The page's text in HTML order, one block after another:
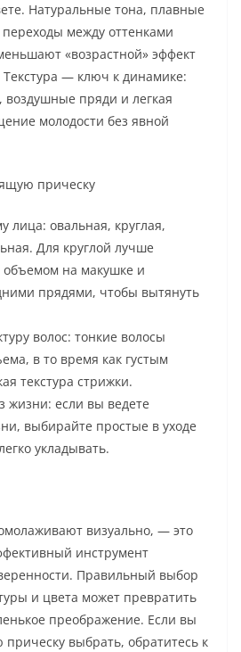
Натуральные тона, плавные
между оттенками
«возрастной» эффект
Текстура — ключ к динамике:
воздушные пряди и легкая
молодости без явной
прическу
овальная, круглая,
Для круглой лучше
объемом на макушке и
прядями, чтобы вытянуть
волос: тонкие волосы
в то время как густым
текстура стрижки.
жизни: если вы ведете
выбирайте простые в уходе
укладывать.
визуально, — это
инструмент
Правильный выбор
и цвета может превратить
преображение. Если вы
прическу выбрать, обратитесь к